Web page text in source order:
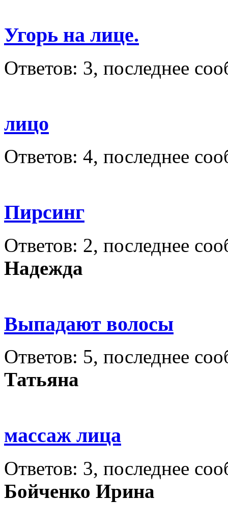
Угорь на лице.
Ответов: 3, последнее
лицо
Ответов: 4, последнее
Пирсинг
Ответов: 2, последнее
Надежда
Выпадают волосы
Ответов: 5, последнее
Татьяна
массаж лица
Ответов: 3, последнее
Бойченко Ирина